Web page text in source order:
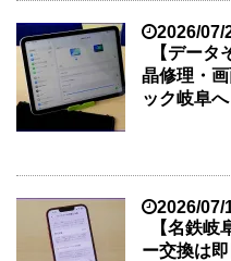
2026/07/
【デー
晶修理・
ック岐阜へ
2026/07/
【名鉄
ー交換は